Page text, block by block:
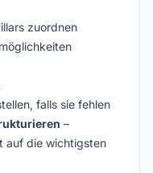
zuordnen
falls sie fehlen
–
auf die wichtigsten